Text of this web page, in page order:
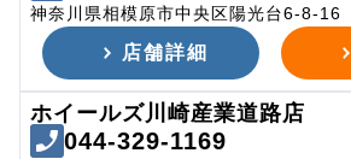
神奈川県相模原市中央区陽光台6-8-16
店舗詳細
ホイールズ川崎産業道路店
044-329-1169